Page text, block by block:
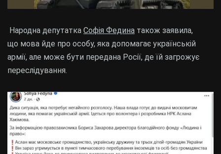
Народна депутатка Софія Федина також заявила,
що мова йде про особу, яка допомагає українській
армії, але може бути передана Росії, де їй загрожує
переслідування.